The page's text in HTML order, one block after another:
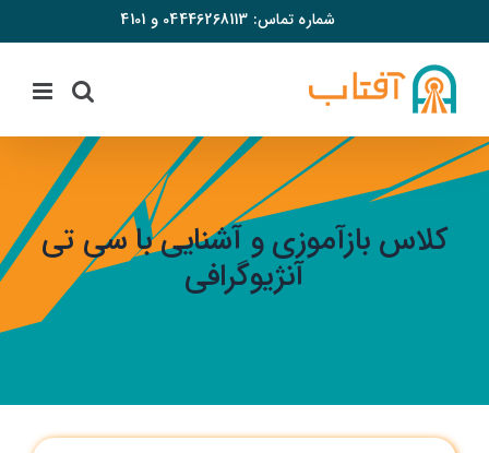
به
محتوا
شماره تماس: 04446268113 و 4101
کلاس‌ بازآموزی و آشنایی با سی تی
آنژیوگرافی